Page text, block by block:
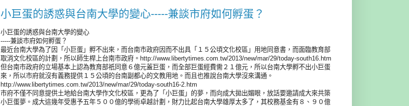
小巨蛋的誘惑與台南大學的變心-----兼談市府如何孵蛋？
小巨蛋的誘惑與台南大學的變心
-----兼談巿府如何孵蛋？
最近台南大學為了因「小巨蛋」孵不出來，而台南市政府因而不出具「１５公頃文化校區」用地同意書，而面臨教育部
取消文化校區的計劃，所以師生桿上台南市政府。http://www.libertytimes.com.tw/2013/new/mar/29/today-south16.htm
但台南市政府的立場基本上認為教育部祇同意６億元蓋巨蛋，而全部巨蛋經費需２１億元，所以台南大學孵不出小巨蛋
來，所以市府就沒有義務提供１５公頃的台南副都心的文教用地。而且也推說台南大學沒來溝通。
http://www.libertytimes.com.tw/2013/new/mar/29/today-south16-2.htm
市府不僅不同意提供土地給台南大學作文化校區，更為了「小巨蛋」的夢，而向成大拋出媚眼，放話要邀請成大來共築
小巨蛋夢。成大這幾年受惠予五年５００億的學術卓越計劃，財力比起台南大學雄厚太多了，其校務基金有８、９０億